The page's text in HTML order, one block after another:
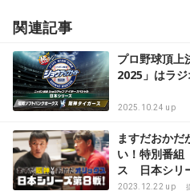
関連記事
プロ野球頂上
2025」はラジ
2025.10.24 up
ますだおかだ
い！特別番組
ス 日本シリ
2023.12.22 up